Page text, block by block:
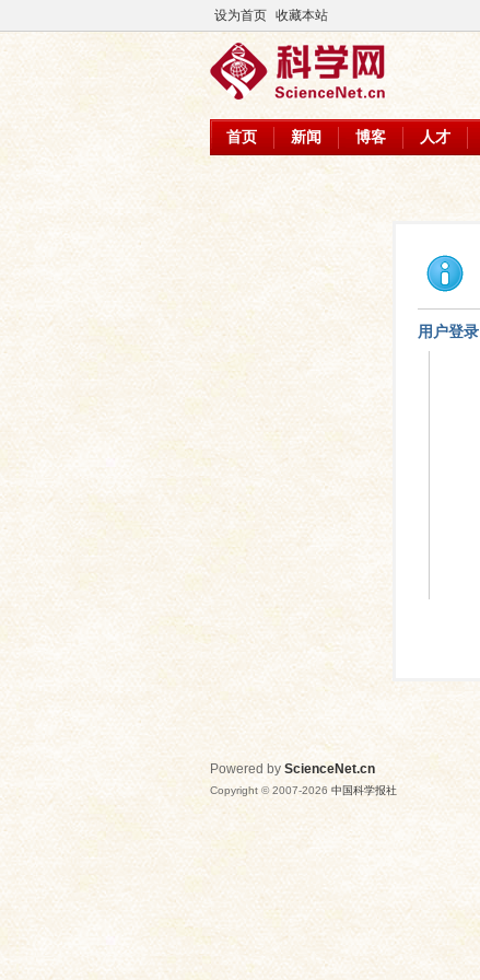
设为首页 收藏本站
首页 新闻 博客 人才
用户登录
Powered by ScienceNet.cn
Copyright © 2007-2026 中国科学报社